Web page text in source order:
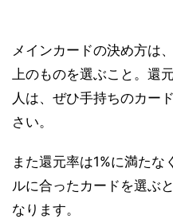
メインカードの決め方は
上のものを選ぶこと。還
人は、ぜひ手持ちのカー
さい。
また還元率は1%に満たな
ルに合ったカードを選ぶ
なります。